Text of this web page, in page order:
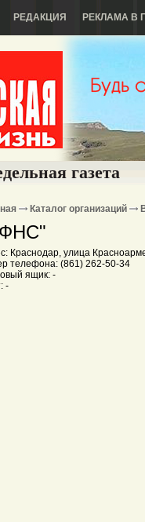
РЕДАКЦИЯ РЕКЛАМА В
газета
Каталог организаций
Краснодар, улица
телефона: (861) 262-50-34
ящик: -
-